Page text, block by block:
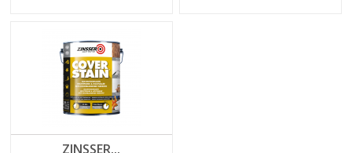
ZINSSER...